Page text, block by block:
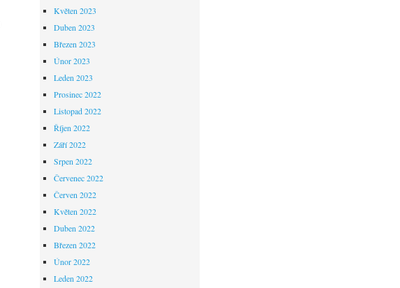
Květen 2023
Duben 2023
Březen 2023
Únor 2023
Leden 2023
Prosinec 2022
Listopad 2022
Říjen 2022
Září 2022
Srpen 2022
Červenec 2022
Červen 2022
Květen 2022
Duben 2022
Březen 2022
Únor 2022
Leden 2022